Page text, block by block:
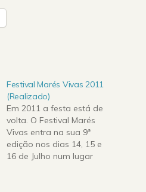
Festival Marés Vivas 2011
(Realizado)
Em 2011 a festa está de
volta. O Festival Marés
Vivas entra na sua 9ª
edição nos dias 14, 15 e
16 de Julho num lugar